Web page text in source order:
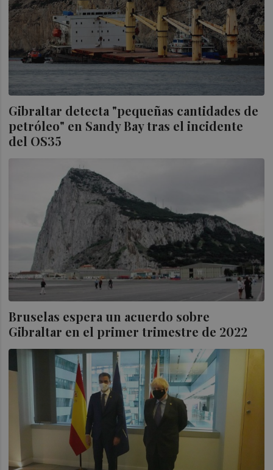
Gibraltar detecta "pequeñas cantidades de
petróleo" en Sandy Bay tras el incidente
del OS35
Bruselas espera un acuerdo sobre
Gibraltar en el primer trimestre de 2022